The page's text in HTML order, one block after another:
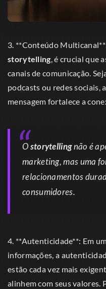
3. **Conteúdo
storytelling , é crucial que
canais de comunicação.
podcasts ou redes sociais,
mensagem fortalece a
Ostorytellingnão é
marketing, mas uma
relacionamentos
consumidores.
4. **Autenticidade**: Em
informações, a
estão cada vez mais
alinhem com seus